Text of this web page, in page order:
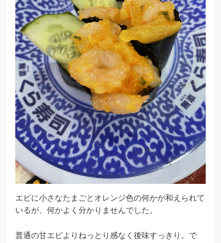
エビに小さなたまごとオレンジ色の何かが和えられて
いるが、何かよく分かりませんでした。
普通の甘エビよりねっとり感なく後味すっきり。で